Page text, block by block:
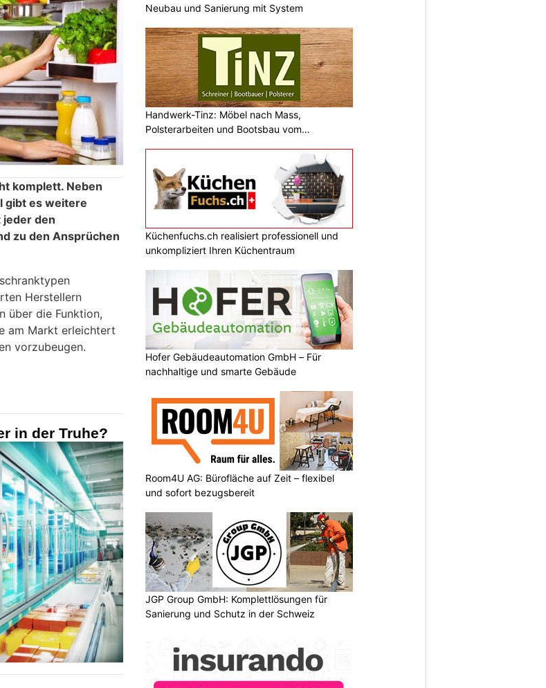
komplett. Neben
gibt es weitere
jeder den
zu den Ansprüchen
Herstellern
über die Funktion,
am Markt erleichtert
vorzubeugen.
in der Truhe?
Neubau und Sanierung mit System
Handwerk-Tinz: Möbel nach Mass,
Polsterarbeiten und Bootsbau vom
Küchenfuchs.ch realisiert professionell und
unkompliziert Ihren Küchentraum
Hofer Gebäudeautomation GmbH – Für
nachhaltige und smarte Gebäude
Room4U AG: Bürofläche auf Zeit – flexibel
und sofort bezugsbereit
JGP Group GmbH: Komplettlösungen für
Sanierung und Schutz in der Schweiz